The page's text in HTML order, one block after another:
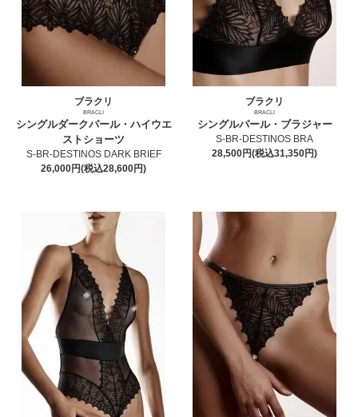
ブラクリ
BRACLI
シングルダークパール・ハイウエ
ストショーツ
S-BR-DESTINOS DARK BRIEF
26,000円(税込28,600円)
ブラクリ
BRACLI
シングルパール・ブラジャー
S-BR-DESTINOS BRA
28,500円(税込31,350円)